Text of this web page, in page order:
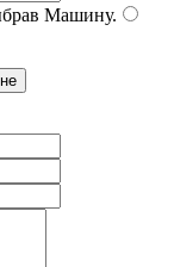
Машину.